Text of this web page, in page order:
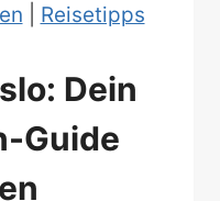
Reisetipps
Dein
Guide